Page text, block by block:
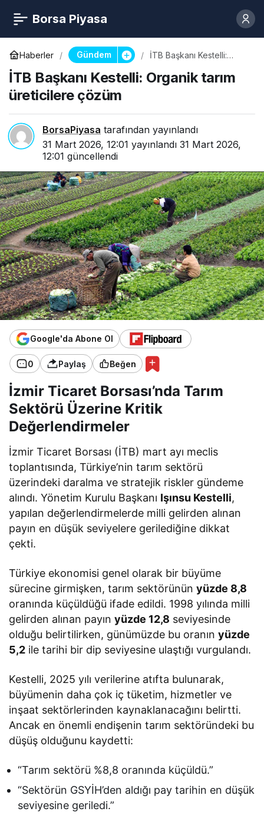
Borsa Piyasa
Haberler Gündem
İTB Başkanı Kestelli:
çözüm
İTB Başkanı Kestelli: Organik tarım
üreticilere çözüm
BorsaPiyasa tarafından yayınlandı
31 Mart 2026, 12:01 yayınlandı 31 Mart 2026,
12:01 güncellendi
Google'da Abone Ol
0 Paylaş Beğen
İzmir Ticaret Borsası’nda Tarım
Sektörü Üzerine Kritik
Değerlendirmeler
İzmir Ticaret Borsası (İTB) mart ayı meclis
toplantısında, Türkiye’nin tarım sektörü
üzerindeki daralma ve stratejik riskler gündeme
alındı. Yönetim Kurulu Başkanı Işınsu Kestelli,
yapılan değerlendirmelerde milli gelirden alınan
payın en düşük seviyelere gerilediğine dikkat
çekti.
Türkiye ekonomisi genel olarak bir büyüme
sürecine girmişken, tarım sektörününyüzde 8,8
oranında küçüldüğü ifade edildi. 1998 yılında milli
gelirden alınan payınyüzde 12,8 seviyesinde
olduğu belirtilirken, günümüzde bu oranınyüzde
5,2 ile tarihi bir dip seviyesine ulaştığı vurgulandı.
Kestelli, 2025 yılı verilerine atıfta bulunarak,
büyümenin daha çok iç tüketim, hizmetler ve
inşaat sektörlerinden kaynaklanacağını belirtti.
Ancak en önemli endişenin tarım sektöründeki bu
düşüş olduğunu kaydetti:
“Tarım sektörü %8,8 oranında küçüldü.”
“Sektörün GSYİH’den aldığı pay tarihin en düşük
seviyesine geriledi.”